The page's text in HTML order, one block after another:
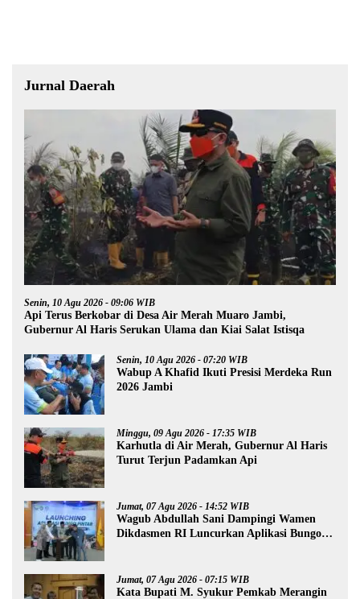
Jurnal Daerah
Senin, 10 Agu 2026 - 09:06 WIB
Api Terus Berkobar di Desa Air Merah Muaro Jambi,
Gubernur Al Haris Serukan Ulama dan Kiai Salat Istisqa
Senin, 10 Agu 2026 - 07:20 WIB
Wabup A Khafid Ikuti Presisi Merdeka Run
2026 Jambi
Minggu, 09 Agu 2026 - 17:35 WIB
Karhutla di Air Merah, Gubernur Al Haris
Turut Terjun Padamkan Api
Jumat, 07 Agu 2026 - 14:52 WIB
Wagub Abdullah Sani Dampingi Wamen
Dikdasmen RI Luncurkan Aplikasi Bungo
Jumat, 07 Agu 2026 - 07:15 WIB
Kata Bupati M. Syukur Pemkab Merangin